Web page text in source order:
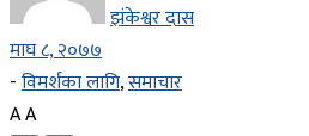
झंकेश्वर दास
माघ ८, २०७७
-विमर्शका लागि,समाचार
AA